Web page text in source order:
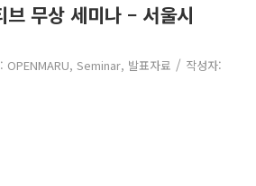
브 무상 세미나 – 서울시
OPENMARU, Seminar, 발표자료 / 작성자: